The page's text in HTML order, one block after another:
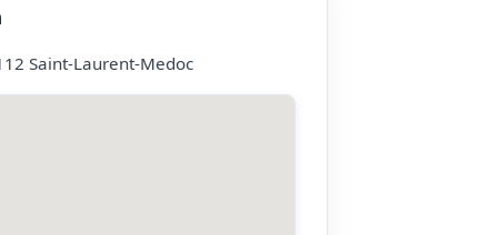
Saint-Laurent-Medoc